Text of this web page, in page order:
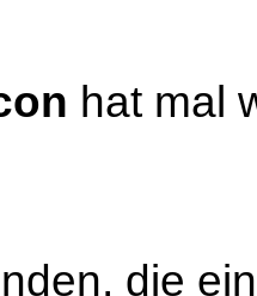
hat mal
die